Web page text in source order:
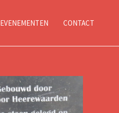
EVENEMENTEN CONTACT